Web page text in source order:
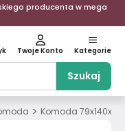
producenta w mega
Szukaj
Twoje Konto Kategorie
> Komoda